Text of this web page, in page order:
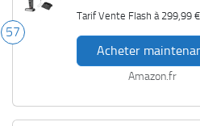
57
Tarif Vente Flash à 299,99 €
Acheter
Amazon.fr